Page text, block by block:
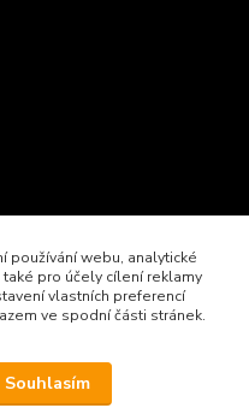
používání webu, analytické
pro účely cílení reklamy
vlastních preferencí
ve spodní části stránek.
Souhlasím